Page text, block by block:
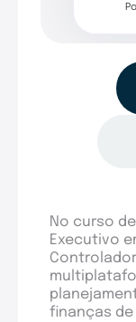
No curso
Executivo
finanças